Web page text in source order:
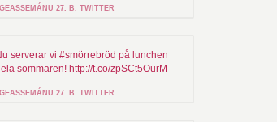
GEASSEMÁNU 27. B. TWITTER
serverar vi #smörrebröd på lunchen
sommaren! http://t.co/zpSCt5OurM
GEASSEMÁNU 27. B. TWITTER